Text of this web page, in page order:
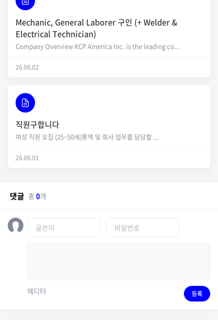
Mechanic, General Laborer 구인 (+ Welder &
Electrical Technician)
Company Overview KCP America Inc. is the leading co...
26.06.02
직원구합니다
여성 직원 모집 (25~50세)통역 및 회사 업무를 담당할 ...
26.06.01
댓글 총 0개
에디터 등록